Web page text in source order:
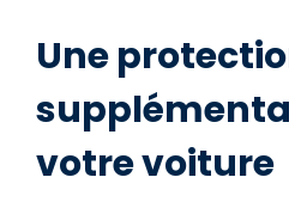
Une
votre voiture